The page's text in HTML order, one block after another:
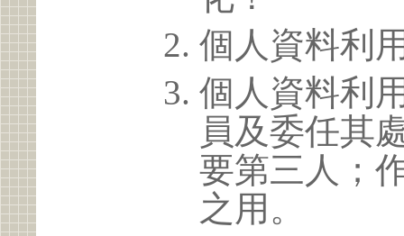
個人資料利
個人資料利
員及委任其
要第三人；
之用。